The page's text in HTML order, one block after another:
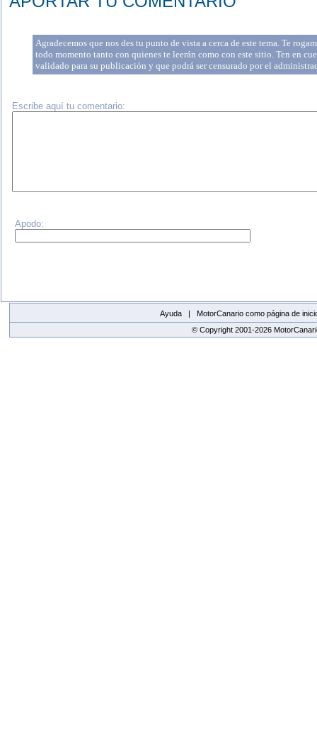
Agradecemos que nos des tu punto de vista a cerca de este tema. Te
todo momento tanto con quienes te leerán como con este sitio. Ten en
validado para su publicación y que podrá ser censurado por el
Escribe aquí tu comentario:
Apodo:
Ayuda |
MotorCanario como página de
© Copyright 2001-2026